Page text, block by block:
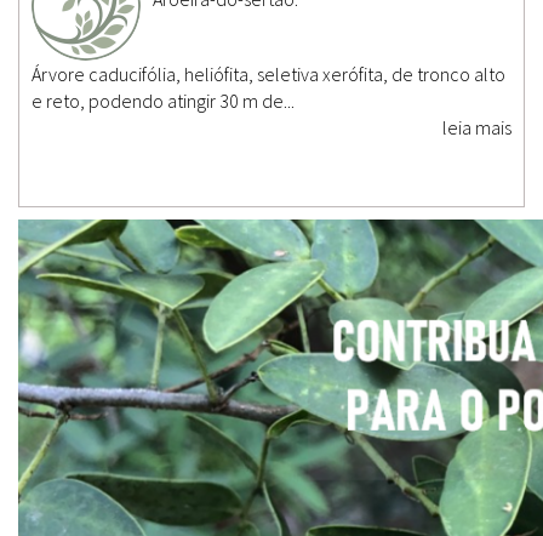
Árvore caducifólia, heliófita, seletiva xerófita, de tronco alto
e reto, podendo atingir 30 m de...
leia mais